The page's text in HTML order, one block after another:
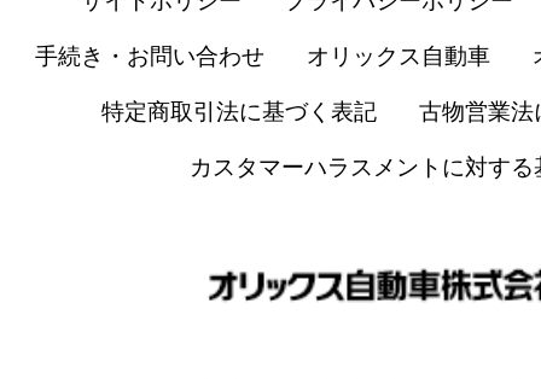
手続き・お問い合わせ オリックス自動車
特定商取引法に基づく表記 古物営業法
カスタマーハラスメントに対する